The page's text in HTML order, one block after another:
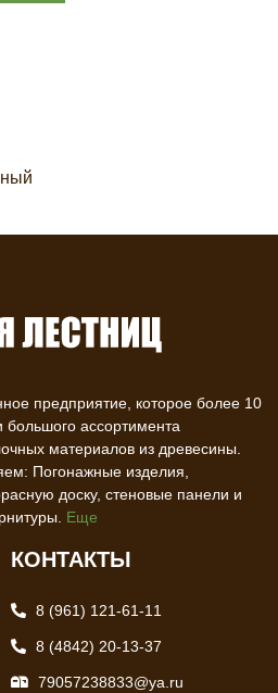
предприятие, которое более 10
большого ассортимента
материалов из древесины.
Погонажные изделия,
доску, стеновые панели и
Еще
КОНТАКТЫ
8 (961) 121-61-11
8 (4842) 20-13-37
79057238833@ya.ru